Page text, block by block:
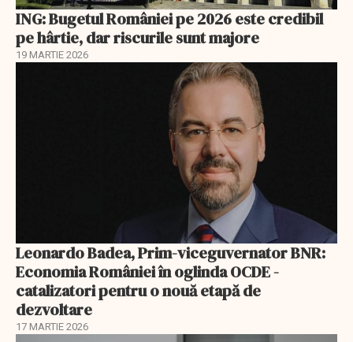
ING: Bugetul României pe 2026 este credibil
pe hârtie, dar riscurile sunt majore
19 MARTIE 2026
Leonardo Badea, Prim-viceguvernator BNR:
Economia României în oglinda OCDE -
catalizatori pentru o nouă etapă de
dezvoltare
17 MARTIE 2026